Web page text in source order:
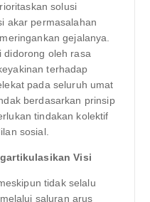
solusi
akar permasalahan
gejalanya.
didorong oleh rasa
terhadap
pada seluruh umat
berdasarkan prinsip
tindakan kolektif
sosial.
Visi
tidak selalu
saluran arus